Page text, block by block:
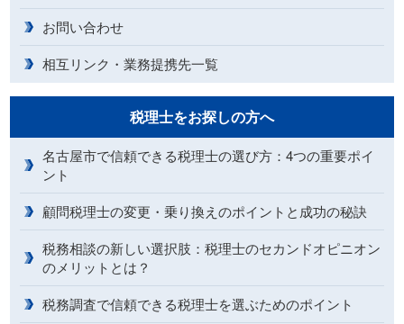
お問い合わせ
相互リンク・業務提携先一覧
税理士をお探しの方へ
名古屋市で信頼できる税理士の選び方：4つの重要ポイ
ント
顧問税理士の変更・乗り換えのポイントと成功の秘訣
税務相談の新しい選択肢：税理士のセカンドオピニオン
のメリットとは？
税務調査で信頼できる税理士を選ぶためのポイント